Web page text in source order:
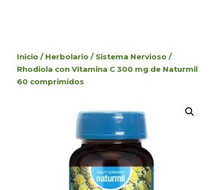
Inicio / Herbolario / Sistema Nervioso /
Rhodiola con Vitamina C 300 mg de Naturmil
60 comprimidos